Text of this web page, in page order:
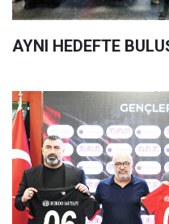
AYNI HEDEFTE